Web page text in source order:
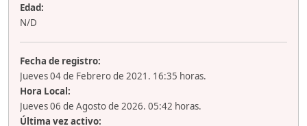
Edad:
N/D
Fecha de registro:
Jueves 04 de Febrero de 2021. 16:35 horas.
Hora Local:
Jueves 06 de Agosto de 2026. 05:42 horas.
Última vez activo: